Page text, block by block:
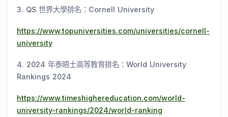
3. QS 世界大學排名：Cornell University
https://www.topuniversities.com/universities/cornell-
university
4. 2024 年泰晤士高等教育排名：World University
Rankings 2024
https://www.timeshighereducation.com/world-
university-rankings/2024/world-ranking